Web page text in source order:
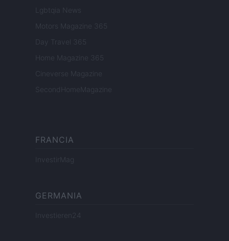
Lgbtqia News
Motors Magazine 365
Day Travel 365
Home Magazine 365
Cineverse Magazine
SecondHomeMagazine
FRANCIA
InvestirMag
GERMANIA
Investieren24